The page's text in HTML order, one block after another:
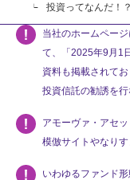
投資ってなんだ！？
当社のホームペー
て、「2025年9月1
資料も掲載されて
投資信託の勧誘を行
アモーヴァ・アセ
模倣サイトやなり
いわゆるファンド